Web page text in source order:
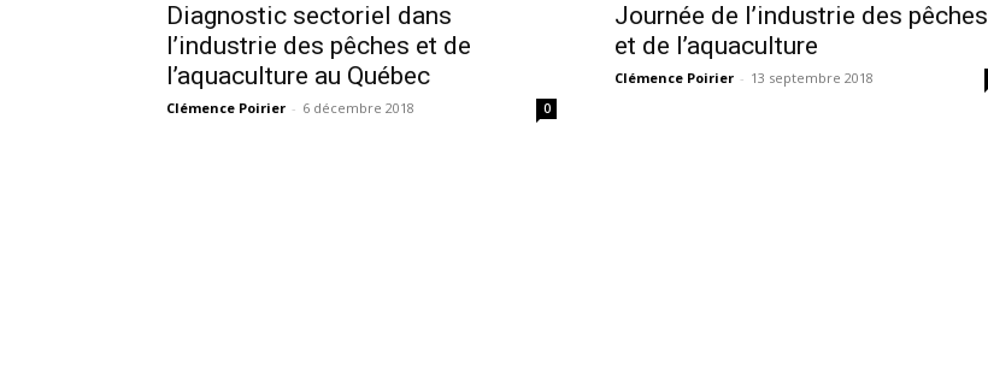
Diagnostic sectoriel dans
l’industrie des pêches et de
l’aquaculture au Québec
Clémence Poirier - 6 décembre 2018 0
Journée de l’industrie des pêches
et de l’aquaculture
Clémence Poirier - 13 septembre 2018